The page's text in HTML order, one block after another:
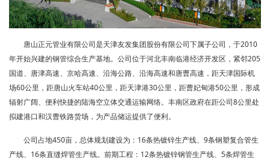
唐山正元管业有限公司是天津友发集团股份有限公司下属子公司，于2010
年开始兴建的钢管综合生产基地。公司位于河北丰南临港经济开发区，紧邻205
国道、唐津高速、京哈高速、沿海公路、沿海高速和唐曹高速，距天津国际机
场60公里，距唐山火车站40公里，距天津港30公里，距曹妃甸港50公里，形成
辐射广阔、便利快捷的陆海空立体交通运输网络。丰南区政府在距公司8公里处
拟建港口和汉曹铁路货场，为产品储运提供了便利。
公司占地450亩，总体规划建设为：16条热镀锌生产线、9条钢塑复合管生
产线、16条直缝焊管生产线。前期工程：12条热镀锌钢管生产线、5条焊管生